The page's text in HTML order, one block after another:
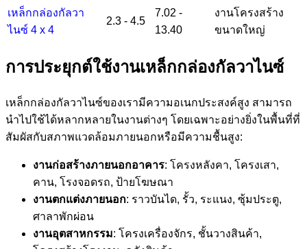
เหล็กกล่องกัลวา
ไนซ์ 4 x 4
2.3 - 4.5
7.02 -
13.40
งานโครงสร้าง
ขนาดใหญ่
การประยุกต์ใช้งานเหล็กกล่องกัลวาไนซ์
เหล็กกล่องกัลวาไนซ์ของเรามีความอเนกประสงค์สูง สามารถ
นำไปใช้ได้หลากหลายในงานต่างๆ โดยเฉพาะอย่างยิ่งในพื้นที่ที่
สัมผัสกับสภาพแวดล้อมภายนอกหรือมีความชื้นสูง:
งานก่อสร้างภายนอกอาคาร: โครงหลังคา, โครงเสา,
คาน, โรงจอดรถ, ป้ายโฆษณา
งานตกแต่งภายนอก: ราวบันได, รั้ว, ระแนง, ซุ้มประตู,
ศาลาพักผ่อน
งานอุตสาหกรรม: โครงเครื่องจักร, ชั้นวางสินค้า,